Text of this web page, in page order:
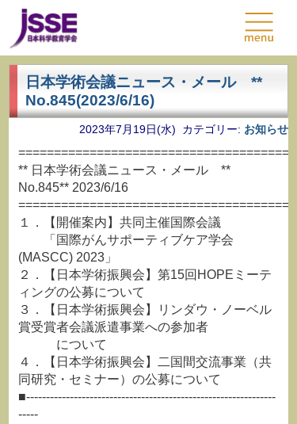
日本学術会議ニュース・メール **
No.845(2023/6/16)
2023年7月19日(水) カテゴリー: お知らせ
** 日本学術会議ニュース・メール **
No.845** 2023/6/16
１．【開催案内】共同主催国際会議
「国際がんサポーティブケア学会
(MASCC) 2023」
２．【日本学術振興会】第15回HOPEミーテ
ィングの公募について
３．【日本学術振興会】リンダウ・ノーベル
賞受賞者会議派遣事業への参加者
について
４．【日本学術振興会】二国間交流事業（共
同研究・セミナー）の公募について
■---------------------------------------------------------------
-----